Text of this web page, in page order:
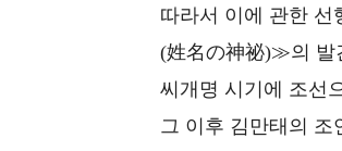
따라서 이에 관한
(姓名の神祕)≫의 발
씨개명 시기에 조선
그 이후 김만태의 조